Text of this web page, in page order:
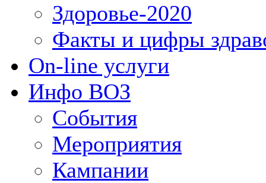
Здоровье-2020
Факты и цифры
On-line услуги
Инфо ВОЗ
События
Мероприятия
Кампании